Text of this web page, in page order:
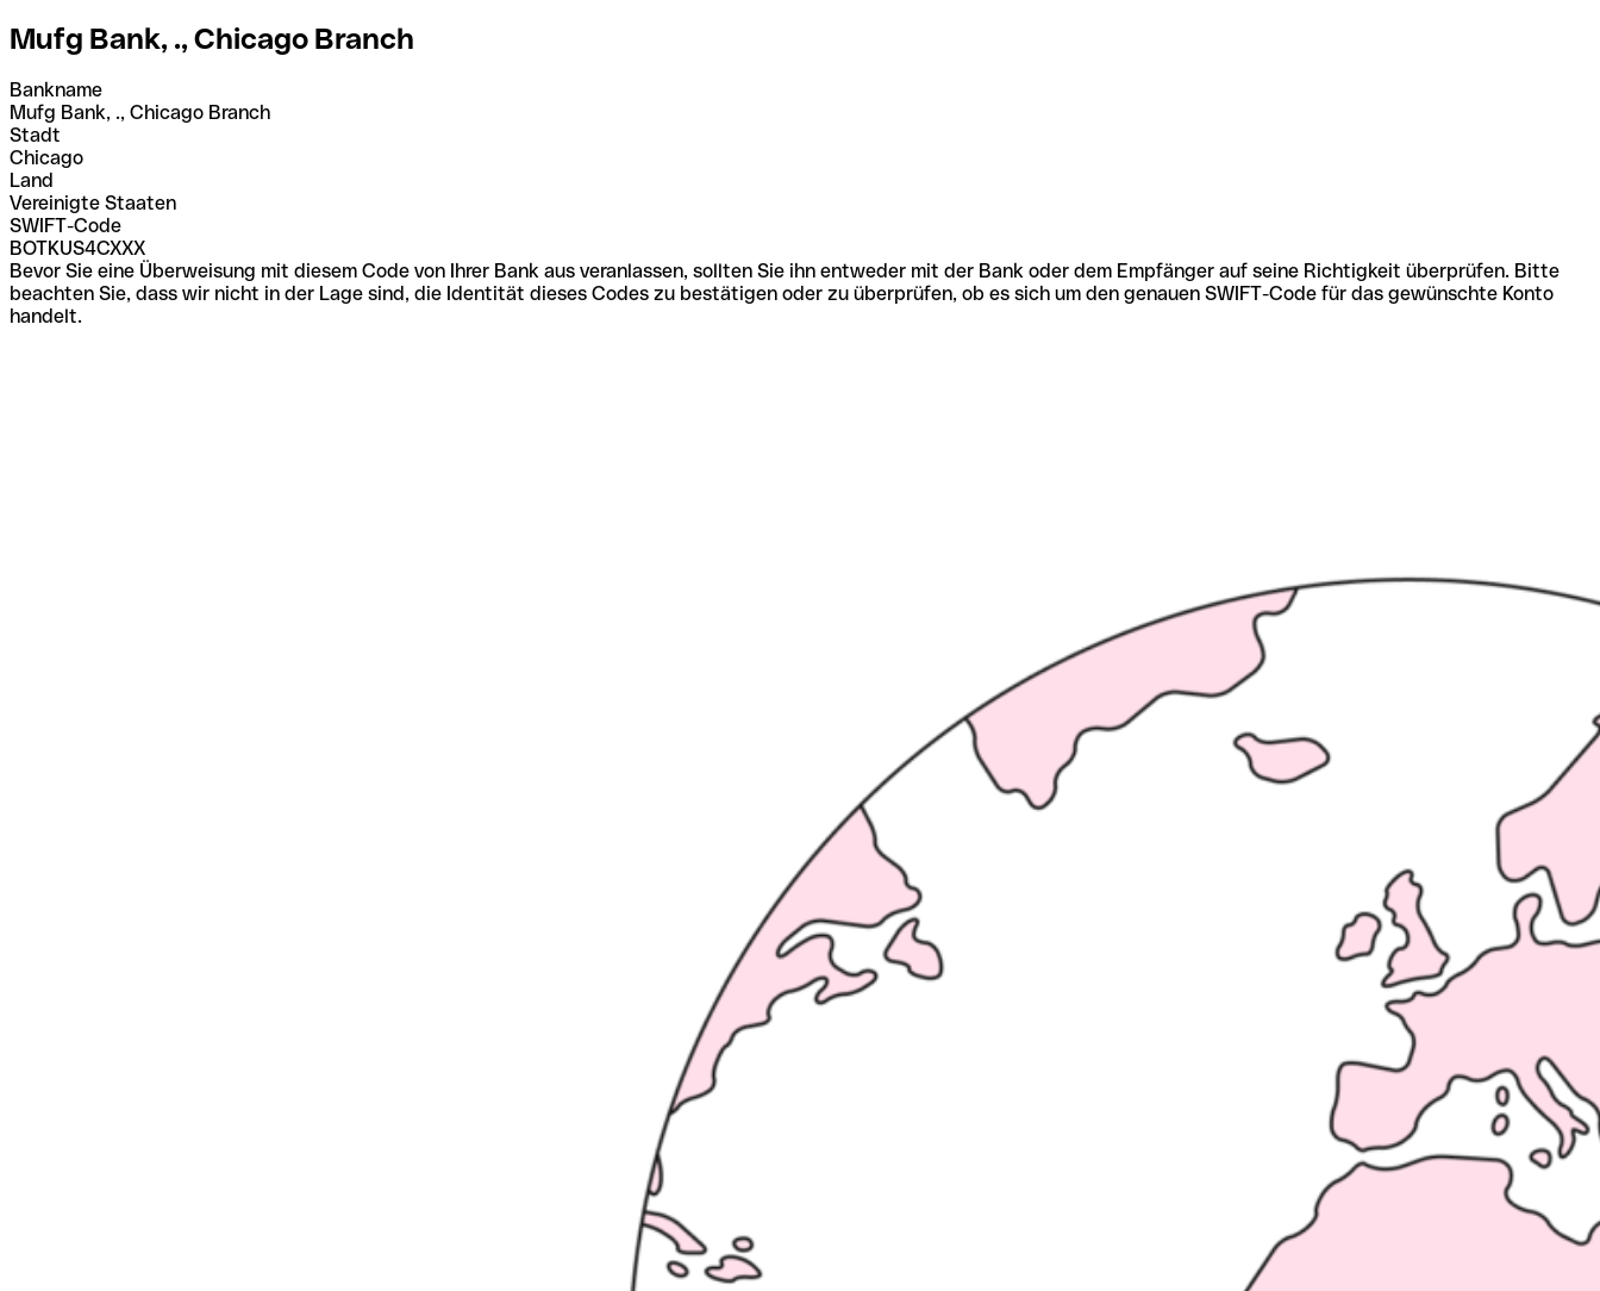
Mufg Bank, ., Chicago Branch
Bankname
Mufg Bank, ., Chicago Branch
Stadt
Chicago
Land
Vereinigte Staaten
SWIFT-Code
BOTKUS4CXXX
Bevor Sie eine Überweisung mit diesem Code von Ihrer Bank aus veranlassen, sollten Sie ihn entweder mit der Bank oder dem Empfänger auf seine Richtigkeit überprüfen. Bitte
beachten Sie, dass wir nicht in der Lage sind, die Identität dieses Codes zu bestätigen oder zu überprüfen, ob es sich um den genauen SWIFT-Code für das gewünschte Konto
handelt.